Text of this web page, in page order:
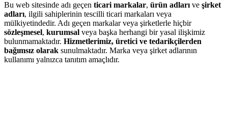
Bu web sitesinde adı geçen ticari markalar, ürün adları ve şirket
adları, ilgili sahiplerinin tescilli ticari markaları veya
mülkiyetindedir. Adı geçen markalar veya şirketlerle hiçbir
sözleşmesel, kurumsal veya başka herhangi bir yasal ilişkimiz
bulunmamaktadır. Hizmetlerimiz, üretici ve tedarikçilerden
bağımsız olarak sunulmaktadır. Marka veya şirket adlarının
kullanımı yalnızca tanıtım amaçlıdır.